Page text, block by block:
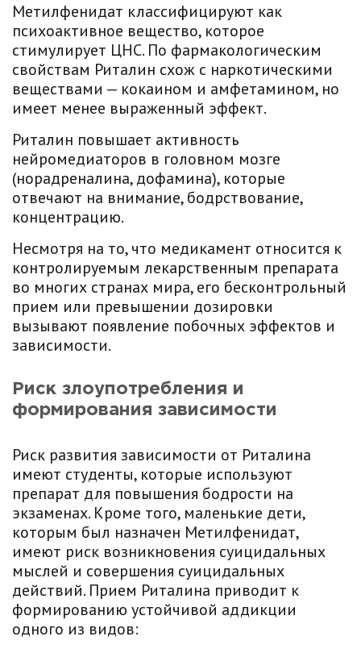
Метилфенидат классифицируют как
психоактивное вещество, которое
стимулирует ЦНС. По фармакологическим
свойствам Риталин схож с наркотическими
веществами — кокаином и амфетамином, но
имеет менее выраженный эффект.
Риталин повышает активность
нейромедиаторов в головном мозге
(норадреналина, дофамина), которые
отвечают на внимание, бодрствование,
концентрацию.
Несмотря на то, что медикамент относится к
контролируемым лекарственным препарата
во многих странах мира, его бесконтрольный
прием или превышении дозировки
вызывают появление побочных эффектов и
зависимости.
Риск злоупотребления и
формирования зависимости
Риск развития зависимости от Риталина
имеют студенты, которые используют
препарат для повышения бодрости на
экзаменах. Кроме того, маленькие дети,
которым был назначен Метилфенидат,
имеют риск возникновения суицидальных
мыслей и совершения суицидальных
действий. Прием Риталина приводит к
формированию устойчивой аддикции
одного из видов: